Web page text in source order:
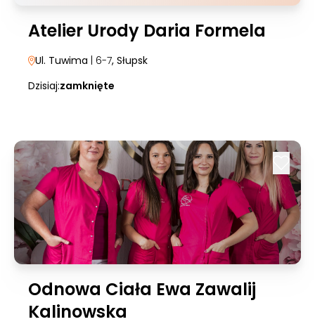
Atelier Urody Daria Formela
Ul. Tuwima | 6-7, Słupsk
Dzisiaj:zamknięte
Odnowa Ciała Ewa Zawalij
Kalinowska